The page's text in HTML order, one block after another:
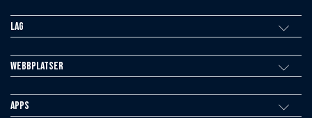
Lag
Webbplatser
Apps